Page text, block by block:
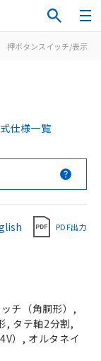
押ボタンスイッチ/表示灯
仕様一覧
PDF出力
チ（角胴形）,
, タテ軸2分割,
）, オルタネイ